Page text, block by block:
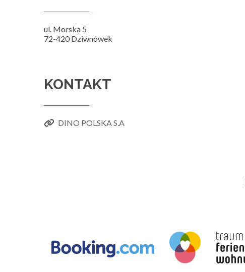
ul. Morska 5
72-420 Dziwnówek
KONTAKT
DINO POLSKA S.A